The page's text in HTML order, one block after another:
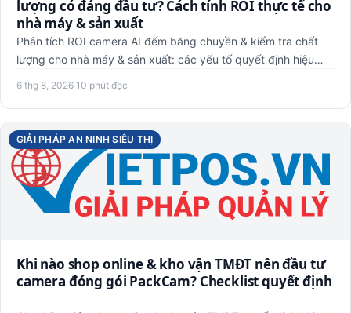
lượng có đáng đầu tư? Cách tính ROI thực tế cho
nhà máy & sản xuất
Phân tích ROI camera AI đếm băng chuyền & kiểm tra chất
lượng cho nhà máy & sản xuất: các yếu tố quyết định hiệu
6 thg 8, 2026·10 phút đọc
GIẢI PHÁP AN NINH SIÊU THỊ
Khi nào shop online & kho vận TMĐT nên đầu tư
camera đóng gói PackCam? Checklist quyết định